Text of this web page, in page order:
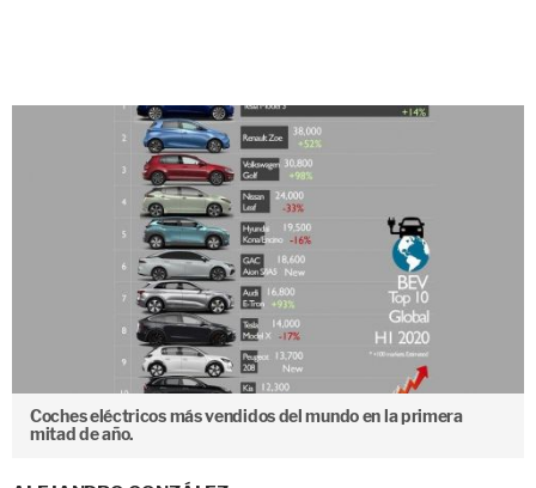
Coches eléctricos más vendidos del mundo en la primera
mitad de año.